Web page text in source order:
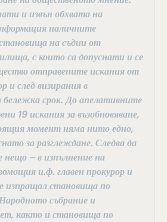
и извън обхвата на
наличните
на съдии от
с които са допуснати и се
отправените искания от
и след визирания в
срок. До апелативните
19 искания за възобновяване,
момент няма нито едно,
за разглеждане. Следва да
– в изпълнение на
и.ф. главен прокурор и
изпращал становища по
събрание и
както и становища по